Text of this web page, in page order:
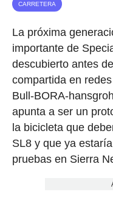
CARRETERA
La próxima
importante de
descubierto antes
compartida en
Bull-BORA-
apunta a ser un
la bicicleta que
SL8 y que ya
pruebas en Sierra